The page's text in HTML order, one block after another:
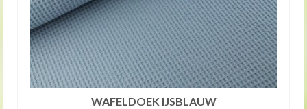
WAFELDOEK IJSBLAUW